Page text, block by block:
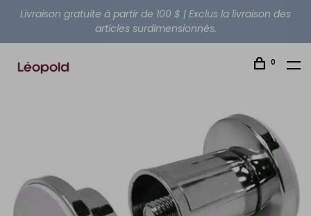
Livraison gratuite à partir de 100 $ | Exclus la livraison des
articles surdimensionnés.
0